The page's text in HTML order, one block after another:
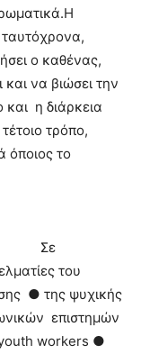
ταυτόχρονα,
ο καθένας,
και να βιώσει την
η διάρκεια
τρόπο,
όποιος το
του
● της ψυχικής
επιστημών
workers ●